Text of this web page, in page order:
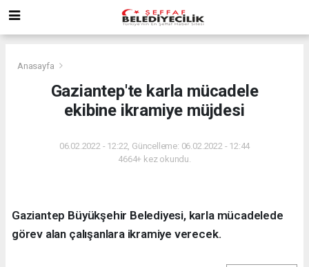
Anasayfa
Gaziantep'te karla mücadele
ekibine ikramiye müjdesi
06.02.2022 - 12:22, Güncelleme: 06.02.2022 - 12:44
4664+ kez okundu.
Gaziantep Büyükşehir Belediyesi, karla mücadelede
görev alan çalışanlara ikramiye verecek.